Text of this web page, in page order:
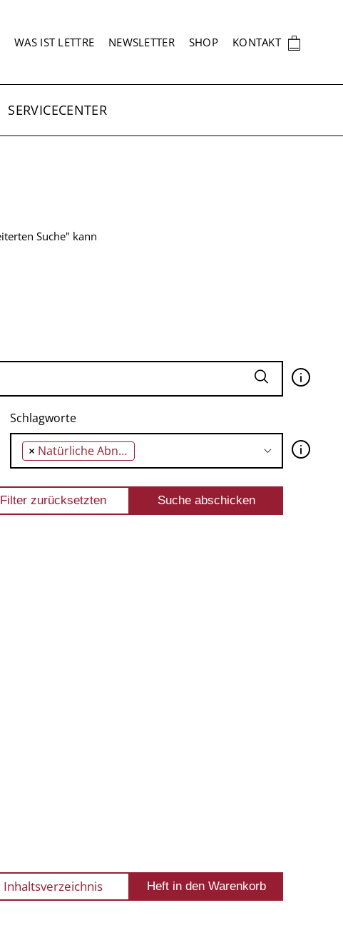
SEKUNDÄRNAVIGATION
WAS IST LETTRE NEWSLETTER SHOP KONTAKT 🛍
SERVICECENTER
Suche" kann
🛈
Schlagworte
× Natürliche Abneigung gegen das Zahlen von Steuern 🛈
Inhaltsverzeichnis